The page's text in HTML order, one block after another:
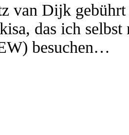
van Dijk
das ich
besuchen…